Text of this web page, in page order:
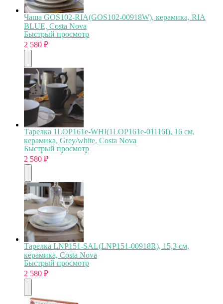
Чаша GOS102-RIA(GOS102-00918W), керамика, RIA
BLUE, Costa Nova
Быстрый просмотр
2 580 ₽
Тарелка 1LOP161e-WHI(1LOP161e-01116I), 16 см,
керамика, Grey/white, Costa Nova
Быстрый просмотр
2 580 ₽
Тарелка LNP151-SAL(LNP151-00918R), 15,3 см,
керамика, Costa Nova
Быстрый просмотр
2 580 ₽